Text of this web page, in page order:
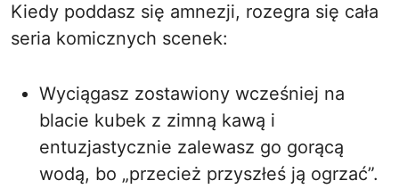
Kiedy poddasz się amnezji, rozegra się cała
seria komicznych scenek:
Wyciągasz zostawiony wcześniej na
blacie kubek z zimną kawą i
entuzjastycznie zalewasz go gorącą
wodą, bo „przecież przyszłeś ją ogrzać”.